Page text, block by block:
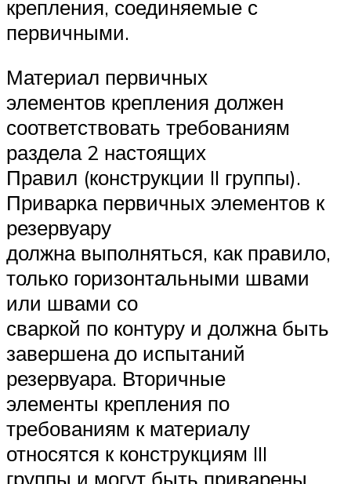
крепления, соединяемые с
первичными.
Материал первичных
элементов крепления должен
соответствовать требованиям
раздела 2 настоящих
Правил (конструкции II группы).
Приварка первичных элементов к
резервуару
должна выполняться, как правило,
только горизонтальными швами
или швами со
сваркой по контуру и должна быть
завершена до испытаний
резервуара. Вторичные
элементы крепления по
требованиям к материалу
относятся к конструкциям III
группы и могут быть приварены